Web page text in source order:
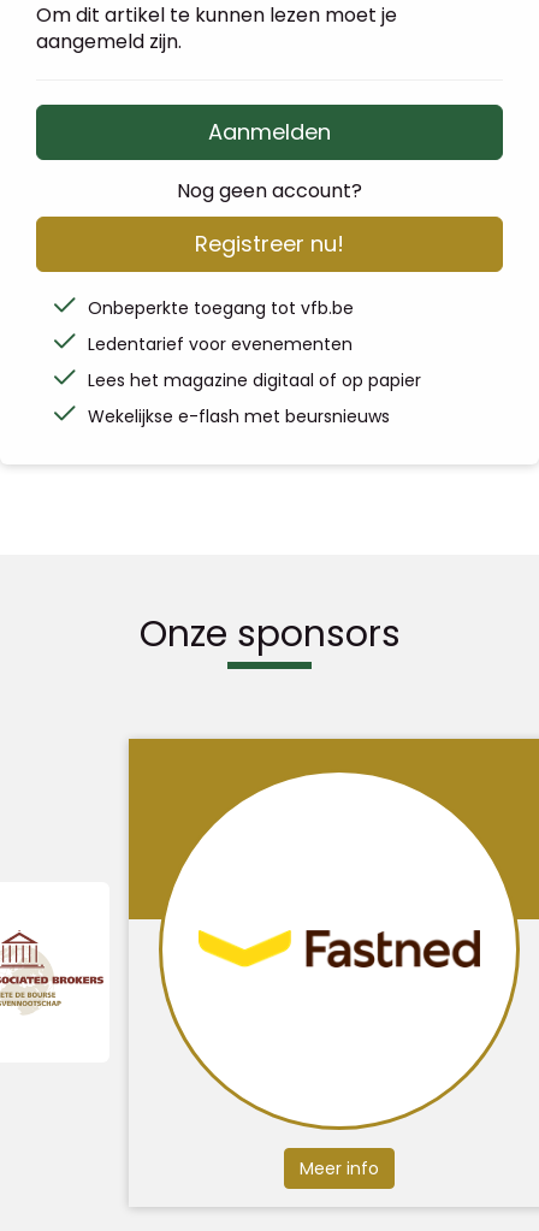
Om dit artikel te kunnen lezen moet je
aangemeld zijn.
Aanmelden
Nog geen account?
Registreer nu!
Onbeperkte toegang tot vfb.be
Ledentarief voor evenementen
Lees het magazine digitaal of op papier
Wekelijkse e-flash met beursnieuws
Onze sponsors
Meer info